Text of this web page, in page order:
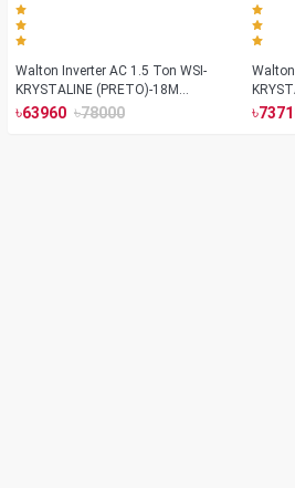
Walton Inverter AC 1.5 Ton WSI-
KRYSTALINE (PRETO)-18M
[BLUETOOTH]
৳63960 ৳78000 ৳